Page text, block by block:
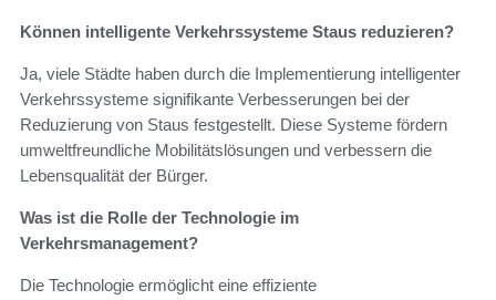
Können intelligente Verkehrssysteme Staus reduzieren?
Ja, viele Städte haben durch die Implementierung intelligenter
Verkehrssysteme signifikante Verbesserungen bei der
Reduzierung von Staus festgestellt. Diese Systeme fördern
umweltfreundliche Mobilitätslösungen und verbessern die
Lebensqualität der Bürger.
Was ist die Rolle der Technologie im
Verkehrsmanagement?
Die Technologie ermöglicht eine effiziente